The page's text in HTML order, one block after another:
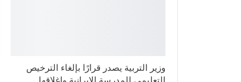
وزير التربية يصدر قرارًا بإلغاء الترخيص